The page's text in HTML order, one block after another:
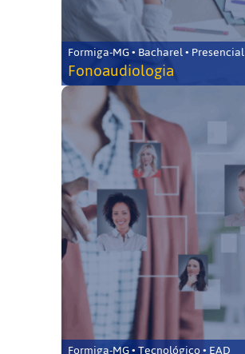
Formiga-MG • Bacharel • Presencial
Fonoaudiologia